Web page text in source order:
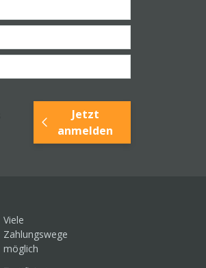
Jetzt
anmelden
Viele
Zahlungswege
möglich